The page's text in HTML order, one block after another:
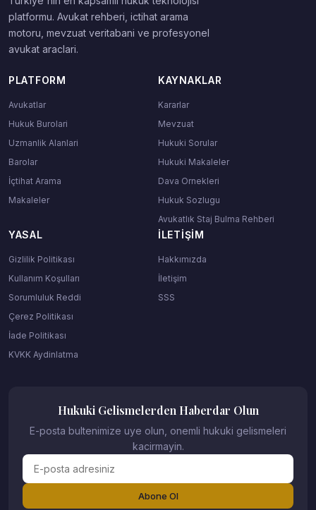
platformu. Avukat rehberi, ictihat arama
motoru, mevzuat veritabani ve profesyonel
avukat araclari.
PLATFORM
Avukatlar
Hukuk Burolari
Uzmanlik Alanlari
Barolar
İçtihat Arama
Makaleler
KAYNAKLAR
Kararlar
Mevzuat
Hukuki Sorular
Hukuki Makaleler
Dava Ornekleri
Hukuk Sozlugu
Avukatlık Staj Bulma Rehberi
YASAL
Gizlilik Politikası
Kullanım Koşulları
Sorumluluk Reddi
Çerez Politikası
İade Politikası
KVKK Aydinlatma
İLETIŞIM
Hakkımızda
İletişim
SSS
Hukuki Gelismelerden Haberdar Olun
E-posta bultenimize uye olun, onemli hukuki gelismeleri
kacirmayin.
Abone Ol